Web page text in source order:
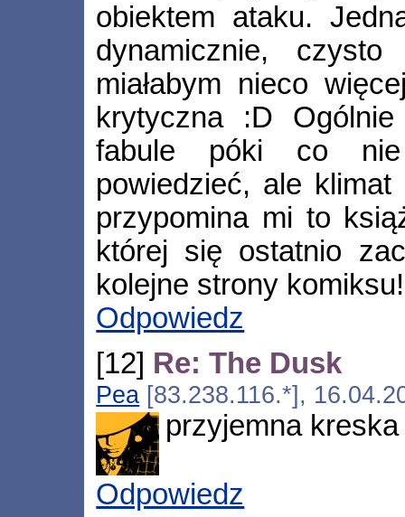
obiektem ataku.
dynamicznie,
miałabym nieco
krytyczna :D
fabule póki co
powiedzieć, ale
przypomina mi to
której się ostatnio
kolejne strony komiksu!
Odpowiedz
[12] Re: The Dusk
Pea [83.238.116.*],
przyjemna kreska
Odpowiedz